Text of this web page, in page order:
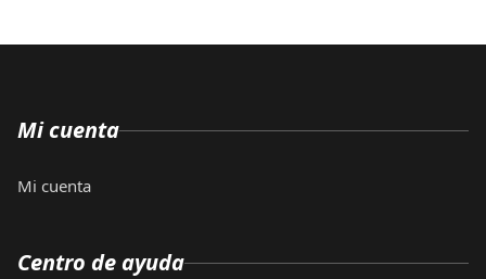
Mi cuenta
Mi cuenta
Centro de ayuda